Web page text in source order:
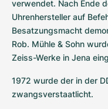
verwendet. Nach Ende
Uhrenhersteller auf
Besatzungsmacht
Rob. Mühle & Sohn
Zeiss-Werke in Jena
1972 wurde der in der
zwangsverstaatlicht.